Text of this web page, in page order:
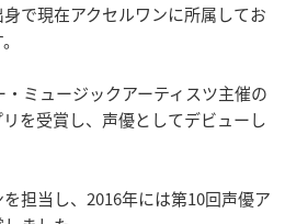
で現在アクセルワンに所属してお
ミュージックアーティスツ主催の
を受賞し、声優としてデビューし
担当し、2016年には第10回声優ア